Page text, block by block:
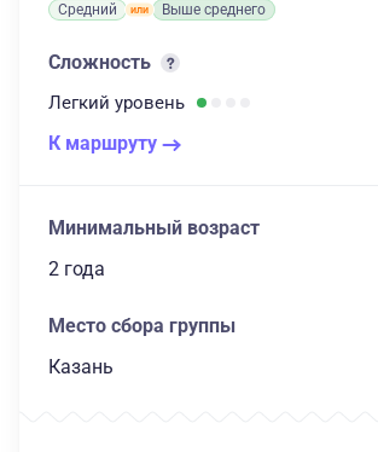
Средний Выше среднего
Сложность
Легкий уровень
К маршруту
Минимальный возраст
2 года
Место сбора группы
Казань